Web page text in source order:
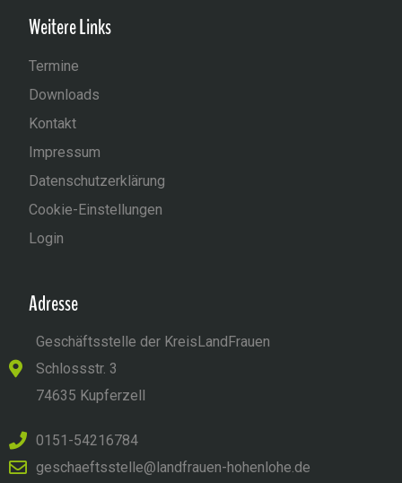
Weitere Links
Termine
Downloads
Kontakt
Impressum
Datenschutzerklärung
Cookie-Einstellungen
Login
Adresse
Geschäftsstelle der KreisLandFrauen
Schlossstr. 3
74635 Kupferzell
0151-54216784
geschaeftsstelle@landfrauen-hohenlohe.de